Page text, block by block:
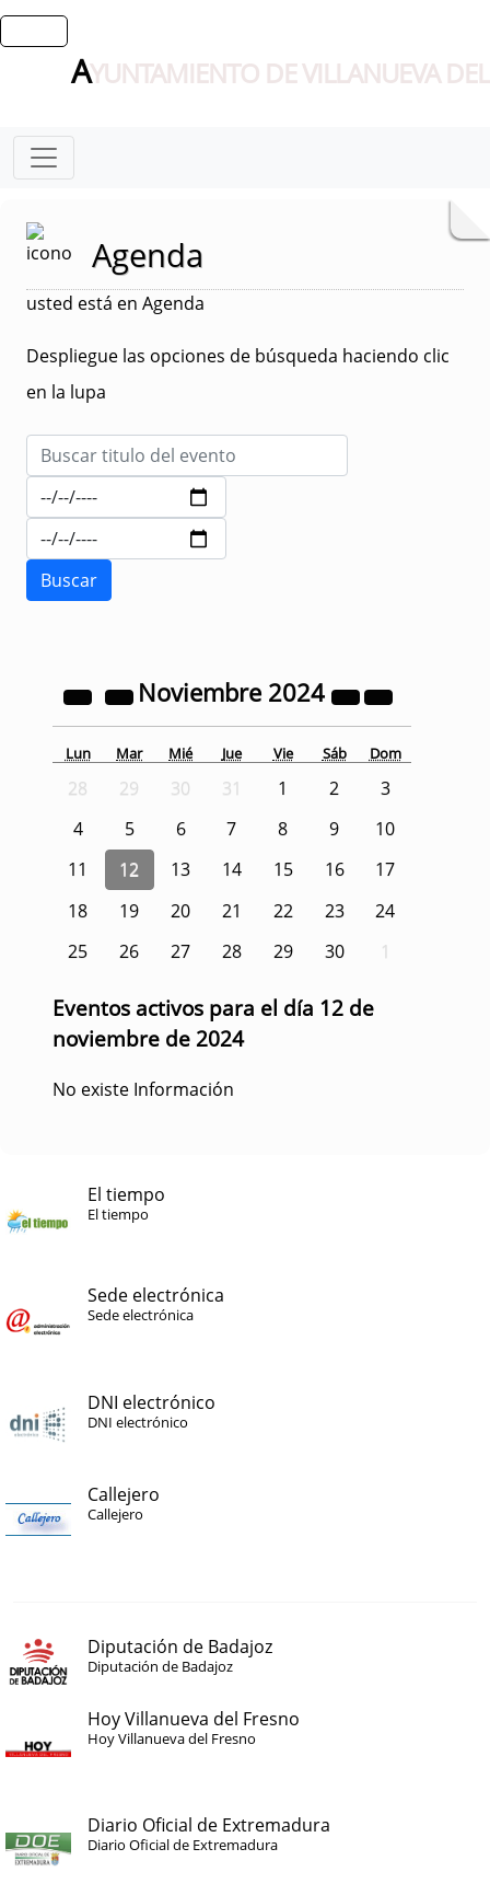
AYUNTAMIENTO DE VILLANUEVA
Agenda
usted está en Agenda
Despliegue las opciones de búsqueda haciendo clic
en la lupa
Noviembre 2024
Lun Mar Mié Jue Vie Sáb Dom
28 29 30 31 1 2
3
4
5 6 7 8 9
10
11
12 13 14 15 16
17
18
19 20 21 22 23
24
25
26 27 28 29 30 1
Eventos activos para el día 12 de
noviembre de 2024
No existe Información
El tiempo
El tiempo
Sede electrónica
Sede electrónica
DNI electrónico
DNI electrónico
Callejero
Callejero
Diputación de Badajoz
Diputación de Badajoz
Hoy Villanueva del Fresno
Hoy Villanueva del Fresno
Diario Oficial de Extremadura
Diario Oficial de Extremadura